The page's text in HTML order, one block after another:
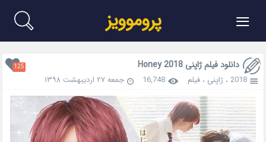
≡ پروموویز
دانلود فیلم ژاپنی Honey 2018 125
2018 ،ژاپنی ،فیلم 16,748 جمعه ۲۷ اردیبهشت ۱۳۹۸